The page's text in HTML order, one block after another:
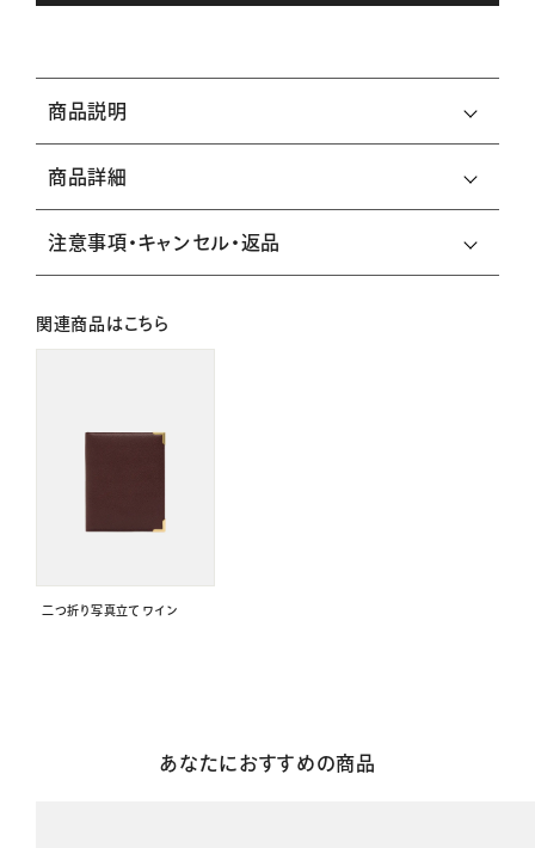
商品説明
商品詳細
注意事項・キャンセル・返品
関連商品はこちら
二つ折り写真立て ワイン
あなたにおすすめの商品